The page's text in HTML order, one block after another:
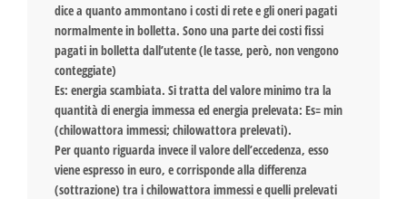
dice a quanto ammontano i costi di rete e gli oneri pagati
normalmente in bolletta. Sono una parte dei costi fissi
pagati in bolletta dall’utente (le tasse, però, non vengono
conteggiate)
Es: energia scambiata. Si tratta del valore minimo tra la
quantità di energia immessa ed energia prelevata: Es= min
(chilowattora immessi; chilowattora prelevati).
Per quanto riguarda invece il valore dell’eccedenza, esso
viene espresso in euro, e corrisponde alla differenza
(sottrazione) tra i chilowattora immessi e quelli prelevati